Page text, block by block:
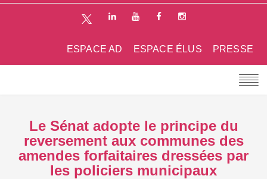
PRESSE
ESPACE ÉLUS
ESPACE AD
Le Sénat adopte le principe du
reversement aux communes des
amendes forfaitaires dressées par
les policiers municipaux